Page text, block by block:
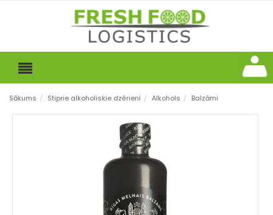
Sākums / Stiprie alkoholiskie dzērieni / Alkohols / Balzāmi